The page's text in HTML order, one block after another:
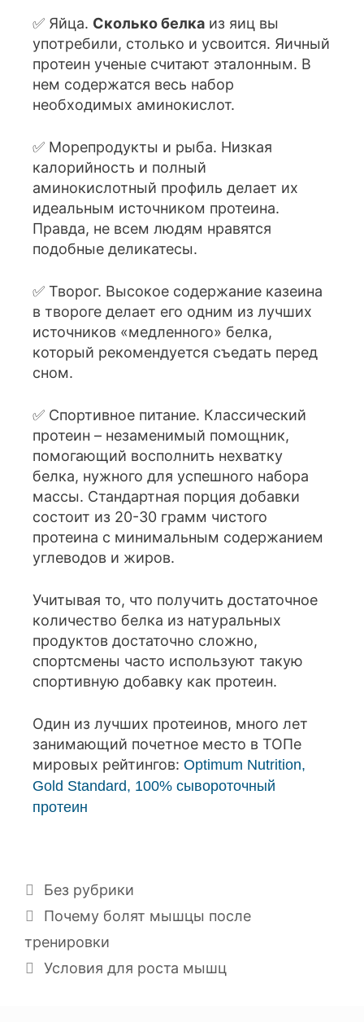
✅ Яйца. Сколько белка из яиц вы
употребили, столько и усвоится. Яичный
протеин ученые считают эталонным. В
нем содержатся весь набор
необходимых аминокислот.
✅ Морепродукты и рыба. Низкая
калорийность и полный
аминокислотный профиль делает их
идеальным источником протеина.
Правда, не всем людям нравятся
подобные деликатесы.
✅ Творог. Высокое содержание казеина
в твороге делает его одним из лучших
источников «медленного» белка,
который рекомендуется съедать перед
сном.
✅ Спортивное питание. Классический
протеин – незаменимый помощник,
помогающий восполнить нехватку
белка, нужного для успешного набора
массы. Стандартная порция добавки
состоит из 20-30 грамм чистого
протеина с минимальным содержанием
углеводов и жиров.
Учитывая то, что получить достаточное
количество белка из натуральных
продуктов достаточно сложно,
спортсмены часто используют такую
спортивную добавку как протеин.
Один из лучших протеинов, много лет
занимающий почетное место в ТОПе
мировых рейтингов: Optimum Nutrition,
Gold Standard, 100% сывороточный
протеин
Без рубрики
Почему болят мышцы после
тренировки
Условия для роста мышц